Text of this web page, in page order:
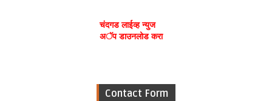
चंदगड लाईव्ह न्युज
अॅप डाउनलोड करा
Contact Form